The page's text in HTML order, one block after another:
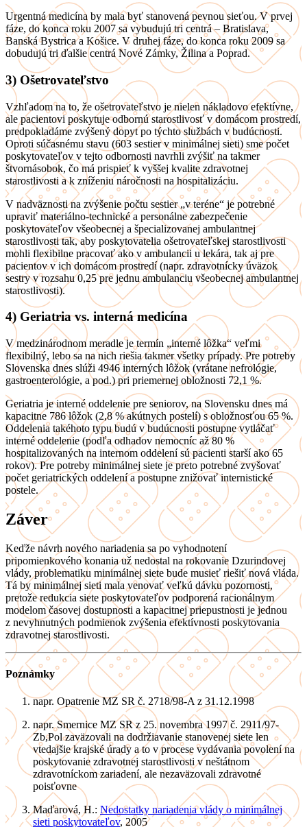
Urgentná medicína by mala byť stanovená pevnou sieťou. V prvej
fáze, do konca roku 2007 sa vybudujú tri centrá – Bratislava,
Banská Bystrica a Košice. V druhej fáze, do konca roku 2009 sa
dobudujú tri ďalšie centrá Nové Zámky, Žilina a Poprad.
3) Ošetrovateľstvo
Vzhľadom na to, že ošetrovateľstvo je nielen nákladovo efektívne,
ale pacientovi poskytuje odbornú starostlivosť v domácom prostredí,
predpokladáme zvýšený dopyt po týchto službách v budúcnosti.
Oproti súčasnému stavu (603 sestier v minimálnej sieti) sme počet
poskytovateľov v tejto odbornosti navrhli zvýšiť na takmer
štvornásobok, čo má prispieť k vyššej kvalite zdravotnej
starostlivosti a k zníženiu náročnosti na hospitalizáciu.
V nadväznosti na zvýšenie počtu sestier „v teréne“ je potrebné
upraviť materiálno-technické a personálne zabezpečenie
poskytovateľov všeobecnej a špecializovanej ambulantnej
starostlivosti tak, aby poskytovatelia ošetrovateľskej starostlivosti
mohli flexibilne pracovať ako v ambulancii u lekára, tak aj pre
pacientov v ich domácom prostredí (napr. zdravotnícky úväzok
sestry v rozsahu 0,25 pre jednu ambulanciu všeobecnej ambulantnej
starostlivosti).
4) Geriatria vs. interná medicína
V medzinárodnom meradle je termín „interné lôžka“ veľmi
flexibilný, lebo sa na nich riešia takmer všetky prípady. Pre potreby
Slovenska dnes slúži 4946 interných lôžok (vrátane nefrológie,
gastroenterológie, a pod.) pri priemernej obložnosti 72,1 %.
Geriatria je interné oddelenie pre seniorov, na Slovensku dnes má
kapacitne 786 lôžok (2,8 % akútnych postelí) s obložnosťou 65 %.
Oddelenia takéhoto typu budú v budúcnosti postupne vytláčať
interné oddelenie (podľa odhadov nemocníc až 80 %
hospitalizovaných na internom oddelení sú pacienti starší ako 65
rokov). Pre potreby minimálnej siete je preto potrebné zvyšovať
počet geriatrických oddelení a postupne znižovať internistické
postele.
Záver
Keďže návrh nového nariadenia sa po vyhodnotení
pripomienkového konania už nedostal na rokovanie Dzurindovej
vlády, problematiku minimálnej siete bude musieť riešiť nová vláda.
Tá by minimálnej sieti mala venovať veľkú dávku pozornosti,
pretože redukcia siete poskytovateľov podporená racionálnym
modelom časovej dostupnosti a kapacitnej priepustnosti je jednou
z nevyhnutných podmienok zvýšenia efektívnosti poskytovania
zdravotnej starostlivosti.
Poznámky
napr. Opatrenie MZ SR č. 2718/98-A z 31.12.1998
napr. Smernice MZ SR z 25. novembra 1997 č. 2911/97-
Zb,Pol zaväzovali na dodržiavanie stanovenej siete len
vtedajšie krajské úrady a to v procese vydávania povolení na
poskytovanie zdravotnej starostlivosti v neštátnom
zdravotníckom zariadení, ale nezaväzovali zdravotné
poisťovne
Maďarová, H.: Nedostatky nariadenia vlády o minimálnej
sieti poskytovateľov, 2005